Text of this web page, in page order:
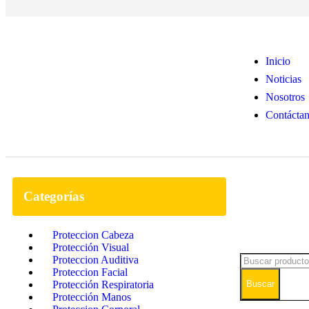
Inicio
Noticias
Nosotros
Categorías
Proteccion Cabeza
Protección Visual
Proteccion Auditiva
Proteccion Facial
Protección Respiratoria
Protección Manos
Buscar